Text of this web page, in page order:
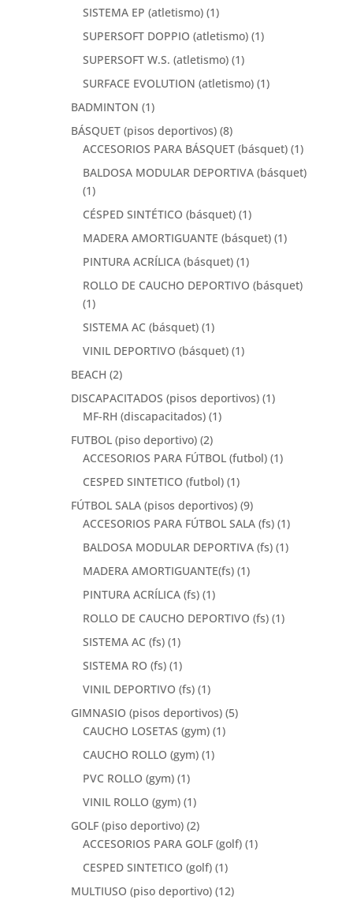
SISTEMA EP (atletismo) (1)
SUPERSOFT DOPPIO (atletismo) (1)
SUPERSOFT W.S. (atletismo) (1)
SURFACE EVOLUTION (atletismo) (1)
BADMINTON (1)
BÁSQUET (pisos deportivos) (8)
ACCESORIOS PARA BÁSQUET (básquet) (1)
BALDOSA MODULAR DEPORTIVA (básquet)
(1)
CÉSPED SINTÉTICO (básquet) (1)
MADERA AMORTIGUANTE (básquet) (1)
PINTURA ACRÍLICA (básquet) (1)
ROLLO DE CAUCHO DEPORTIVO (básquet)
(1)
SISTEMA AC (básquet) (1)
VINIL DEPORTIVO (básquet) (1)
BEACH (2)
DISCAPACITADOS (pisos deportivos) (1)
MF-RH (discapacitados) (1)
FUTBOL (piso deportivo) (2)
ACCESORIOS PARA FÚTBOL (futbol) (1)
CESPED SINTETICO (futbol) (1)
FÚTBOL SALA (pisos deportivos) (9)
ACCESORIOS PARA FÚTBOL SALA (fs) (1)
BALDOSA MODULAR DEPORTIVA (fs) (1)
MADERA AMORTIGUANTE(fs) (1)
PINTURA ACRÍLICA (fs) (1)
ROLLO DE CAUCHO DEPORTIVO (fs) (1)
SISTEMA AC (fs) (1)
SISTEMA RO (fs) (1)
VINIL DEPORTIVO (fs) (1)
GIMNASIO (pisos deportivos) (5)
CAUCHO LOSETAS (gym) (1)
CAUCHO ROLLO (gym) (1)
PVC ROLLO (gym) (1)
VINIL ROLLO (gym) (1)
GOLF (piso deportivo) (2)
ACCESORIOS PARA GOLF (golf) (1)
CESPED SINTETICO (golf) (1)
MULTIUSO (piso deportivo) (12)